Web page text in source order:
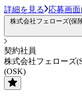
詳細を見る 応募画
株式会社フェローズ(保
契約社員
株式会社フェローズ
(OSK)